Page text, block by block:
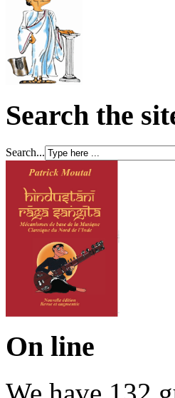
Search the
Search...
On line